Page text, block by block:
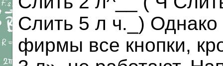
Слить 5 л ч._) Однако
фирмы все кнопки,